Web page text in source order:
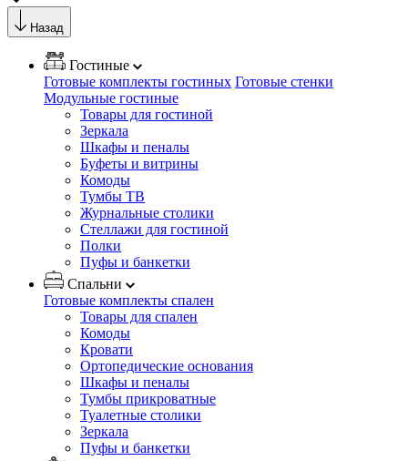
Назад
Гостиные
Готовые комплекты гостиных Готовые стенки
Модульные гостиные
Товары для гостиной
Зеркала
Шкафы и пеналы
Буфеты и витрины
Комоды
Тумбы ТВ
Журнальные столики
Стеллажи для гостиной
Полки
Пуфы и банкетки
Спальни
Готовые комплекты спален
Товары для спален
Комоды
Кровати
Ортопедические основания
Шкафы и пеналы
Тумбы прикроватные
Туалетные столики
Зеркала
Пуфы и банкетки